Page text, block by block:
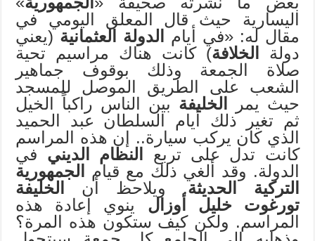
اليسارية حيث قال المعلق اليومي في
مقال له: «في أيام
الدولة العثمانية (يعني
دولة
الخلافة) كانت هناك مراسيم تحية
صلاة الجمعة وذلك بوقوف جماهير
الشعب على الطريق الموصل للمسجد
حيث يمر
الخليفة بين الناس راكباً الخيل
ثم تغير ذلك أيام السلطان عبد الحميد
الذي كان يركب سيارة.. إن هذه المراسم
كانت تدل على تربع
النظام الدينيفي
الدولة. وقد ألغي ذلك مع قيام
الجمهورية
التركية الحديثة. ويلاحظ أن
الخليفة
تورغوت خليل أوزال ينوي إعادة هذه
المراسم. ولكن كيف ستكون هذه المرة؟